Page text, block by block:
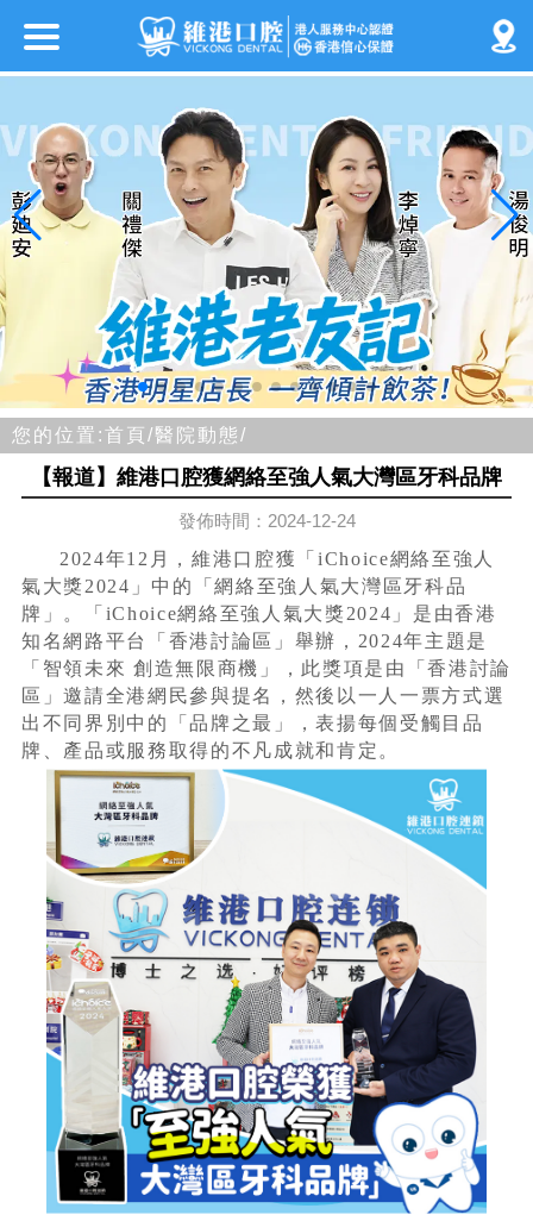
您的位置:首頁/醫院動態/
【報道】維港口腔獲網絡至強人氣大灣區牙科品牌
發佈時間：2024-12-24
2024年12月，維港口腔獲「iChoice網絡至強人
氣大獎2024」中的「網絡至強人氣大灣區牙科品
牌」。「iChoice網絡至強人氣大獎2024」是由香港
知名網路平台「香港討論區」舉辦，2024年主題是
「智領未來 創造無限商機」，此獎項是由「香港討論
區」邀請全港網民參與提名，然後以一人一票方式選
出不同界別中的「品牌之最」，表揚每個受觸目品
牌、產品或服務取得的不凡成就和肯定。